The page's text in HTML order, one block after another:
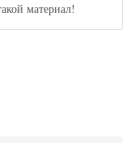
материал!